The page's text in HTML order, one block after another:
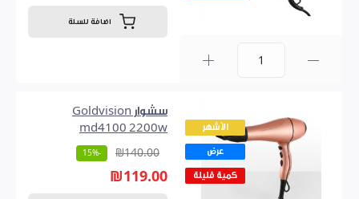
اضافة للسلة
الأشهر
عرض
كمية قليلة
سشوار Goldvision
md4100 2200w
₪140.00
-15%
₪119.00